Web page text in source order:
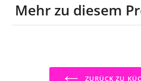
Mehr zu diesem
ZURÜCK ZU